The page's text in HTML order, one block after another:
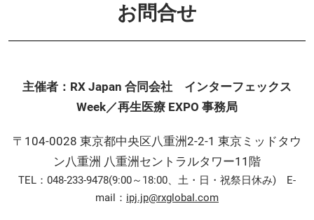
お問合せ
主催者：RX Japan 合同会社 インターフェックス
Week／再生医療 EXPO 事務局
〒104-0028 東京都中央区八重洲2-2-1 東京ミッドタウ
ン八重洲 八重洲セントラルタワー11階
TEL：048-233-9478(9:00～18:00、土・日・祝祭日休み) E-
mail： ipj.jp@rxglobal.com